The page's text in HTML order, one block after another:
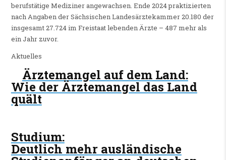
berufstätige Mediziner angewachsen. Ende 2024 praktizierten
nach Angaben der Sächsischen Landesärztekammer 20.180 der
insgesamt 27.724 im Freistaat lebenden Ärzte – 487 mehr als
ein Jahr zuvor.
Aktuelles
Ärztemangel auf dem Land:
Wie der Ärztemangel das Land
quält
Studium:
Deutlich mehr ausländische